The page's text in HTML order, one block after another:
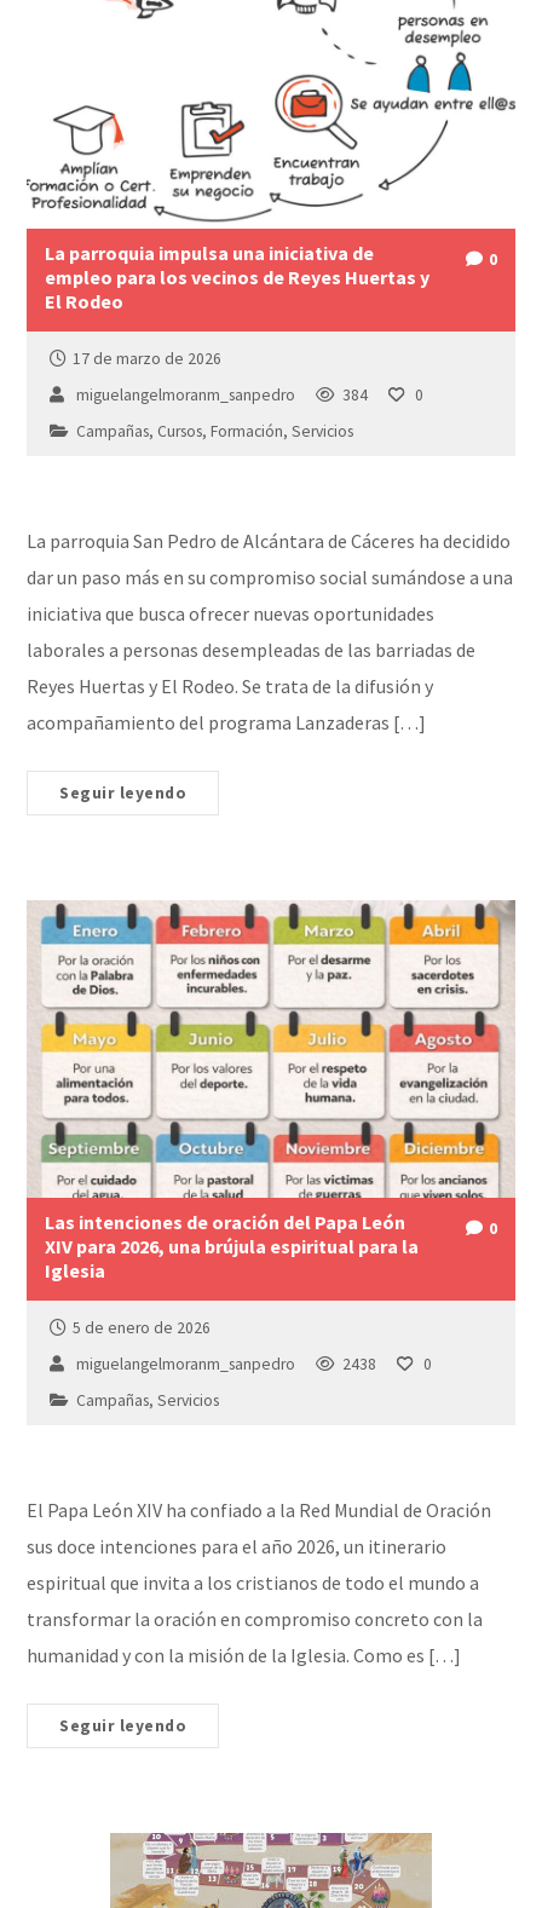
La parroquia impulsa una iniciativa de
empleo para los vecinos de Reyes Huertas y
El Rodeo
0
17 de marzo de 2026
miguelangelmoranm_sanpedro
384
0
Campañas, Cursos,Formación,Servicios
La parroquia San Pedro de Alcántara de Cáceres ha decidido
dar un paso más en su compromiso social sumándose a una
iniciativa que busca ofrecer nuevas oportunidades
laborales a personas desempleadas de las barriadas de
Reyes Huertas y El Rodeo. Se trata de la difusión y
acompañamiento del programa Lanzaderas […]
Seguir leyendo
Las intenciones de oración del Papa León
XIV para 2026, una brújula espiritual para la
Iglesia
0
5 de enero de 2026
miguelangelmoranm_sanpedro
2438
0
Campañas,Servicios
El Papa León XIV ha confiado a la Red Mundial de Oración
sus doce intenciones para el año 2026, un itinerario
espiritual que invita a los cristianos de todo el mundo a
transformar la oración en compromiso concreto con la
humanidad y con la misión de la Iglesia. Como es […]
Seguir leyendo